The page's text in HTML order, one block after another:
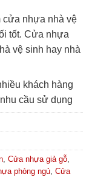
cửa nhựa nhà vệ
tốt. Cửa nhựa
vệ sinh hay nhà
khách hàng
cầu sử dụng
, Cửa nhựa giả gỗ,
phòng ngủ, Cửa